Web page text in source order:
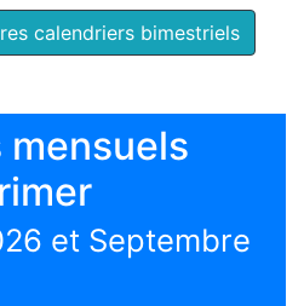
calendriers bimestriels
et Septembre